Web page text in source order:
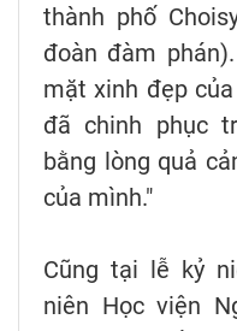
thành phố
đoàn đàm
mặt xinh đẹp
đã chinh phục
bằng lòng quả
của mình."
Cũng tại lễ kỷ
niên Học viện